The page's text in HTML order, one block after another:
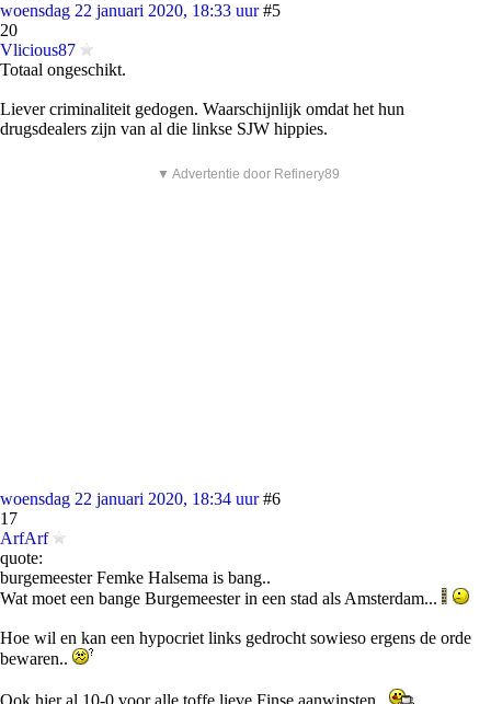
woensdag 22 januari 2020, 18:33 uur #5
20
Vlicious87
Totaal ongeschikt.
Liever criminaliteit gedogen. Waarschijnlijk omdat het hun
drugsdealers zijn van al die linkse SJW hippies.
▼ Advertentie door Refinery89
woensdag 22 januari 2020, 18:34 uur #6
17
ArfArf
quote:
burgemeester Femke Halsema is bang..
Wat moet een bange Burgemeester in een stad als Amsterdam...
Hoe wil en kan een hypocriet links gedrocht sowieso ergens de orde
bewaren..
Ook hier al 10-0 voor alle toffe lieve Finse aanwinsten..